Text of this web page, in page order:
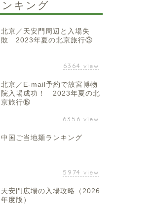
キング
北京／天安門周辺と入場失
敗 2023年夏の北京旅行③
6364 view
北京／E-mail予約で故宮博物
院入場成功！ 2023年夏の北
京旅行⑮
6356 view
中国ご当地麺ランキング
5974 view
天安門広場の入場攻略（2026
年度版）